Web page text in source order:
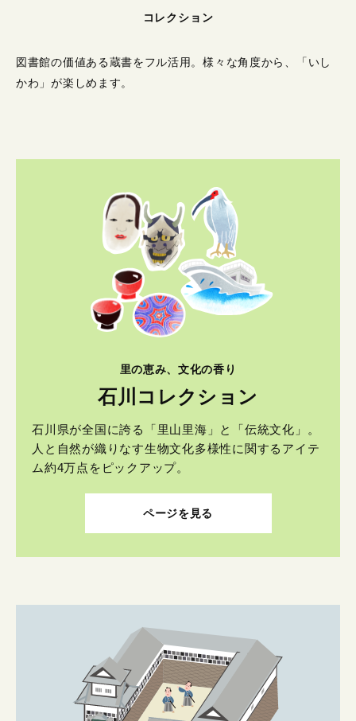
コレクション
図書館の価値ある蔵書をフル活用。様々な角度から、「いし
かわ」が楽しめます。
里の恵み、文化の香り
石川コレクション
石川県が全国に誇る「里山里海」と「伝統文化」。
人と自然が織りなす生物文化多様性に関するアイテ
ム約4万点をピックアップ。
ページを見る